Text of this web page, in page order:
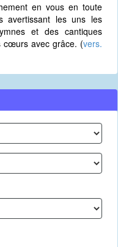
en vous en toute
avertissant les uns les
et des cantiques
cœurs avec grâce. (vers.